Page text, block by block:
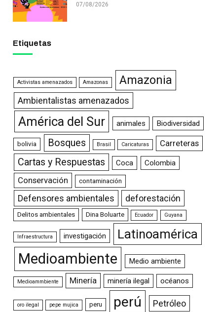
07/08/2026
Etiquetas
Activistas amenazados Amazonas Amazonia
Ambientalistas amenazados
América del Sur animales Biodiversidad
bolivia Bosques Brasil Caricaturas Carreteras
Cartas y Respuestas Coca Colombia
Conservación contaminación
Defensores ambientales deforestación
Delitos ambientales Dina Boluarte Ecuador Guyana
Infraestructura investigación Latinoamérica
Medioambiente Medio ambiente
Medioammbiente Minería minería ilegal océanos
oro ilegal pepe mujica peru perú Petróleo